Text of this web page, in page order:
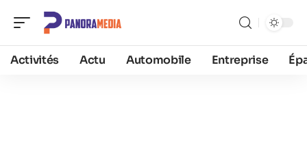
Activités Actu Automobile Entreprise